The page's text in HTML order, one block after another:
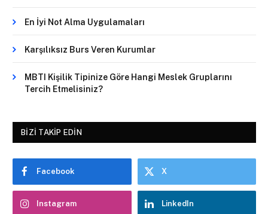
En İyi Not Alma Uygulamaları
Karşılıksız Burs Veren Kurumlar
MBTI Kişilik Tipinize Göre Hangi Meslek Gruplarını
Tercih Etmelisiniz?
BIZI TAKIP EDIN
Facebook X
Instagram LinkedIn